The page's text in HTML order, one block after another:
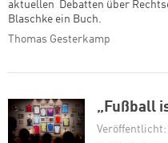
aktuellen Debatten über
Blaschke ein Buch.
Thomas Gesterkamp
„Fußball
Veröffentlicht: